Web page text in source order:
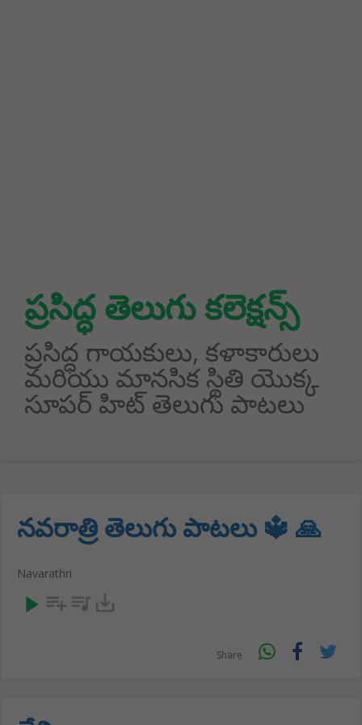
ప్రసిద్ధ తెలుగు కలెక్షన్స్
ప్రసిద్ధ గాయకులు, కళాకారులు
మరియు మానసిక స్థితి యొక్క
సూపర్ హిట్ తెలుగు పాటలు
నవరాత్రి తెలుగు పాటలు 🔱 🙏
Navarathri
play_arrow playlist_add queue_music save_alt
Share